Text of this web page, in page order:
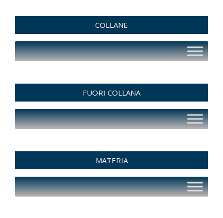
COLLANE
FUORI COLLANA
MATERIA